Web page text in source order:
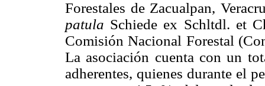
Forestales de Zacualpan,
patula Schiede ex Schltdl. et
Comisión Nacional Forestal
La asociación cuenta con un
adherentes, quienes durante el